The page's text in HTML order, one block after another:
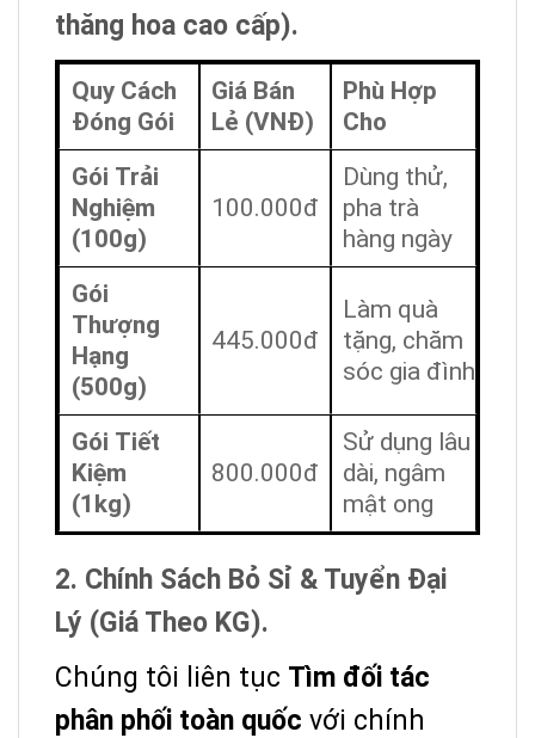
thăng hoa cao cấp).
Quy Cách
Đóng Gói
Giá Bán
Lẻ (VNĐ)
Phù Hợp
Cho
Gói Trải
Nghiệm
(100g)
100.000đ
Dùng thử,
pha trà
hàng ngày
Gói
Thượng
Hạng
(500g)
445.000đ
Làm quà
tặng, chăm
sóc gia đình
Gói Tiết
Kiệm
(1kg)
800.000đ
Sử dụng lâu
dài, ngâm
mật ong
2. Chính Sách Bỏ Sỉ & Tuyển Đại
Lý (Giá Theo KG).
Chúng tôi liên tục Tìm đối tác
phân phối toàn quốc với chính